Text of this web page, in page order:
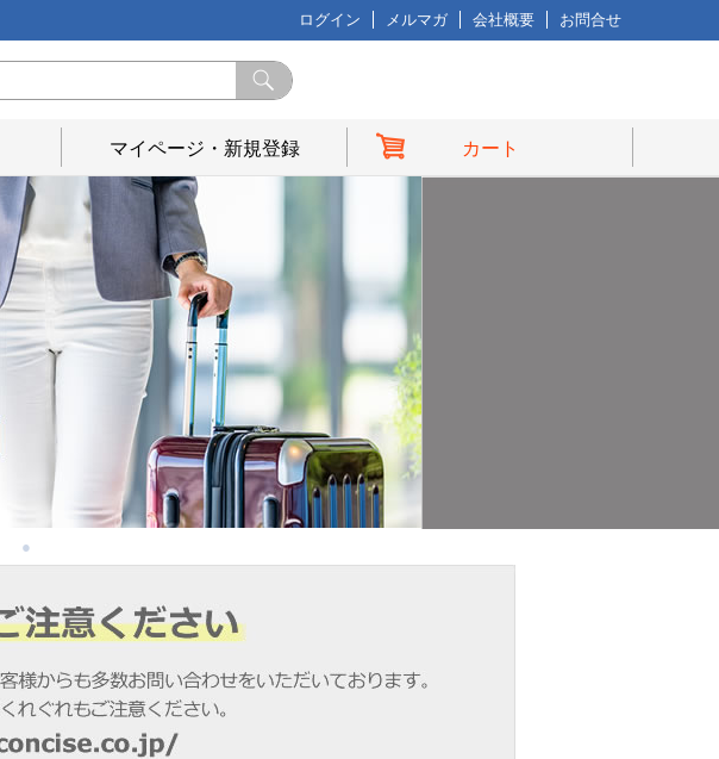
ログイン メルマガ 会社概要 お問合せ
マイページ・新規登録 カート